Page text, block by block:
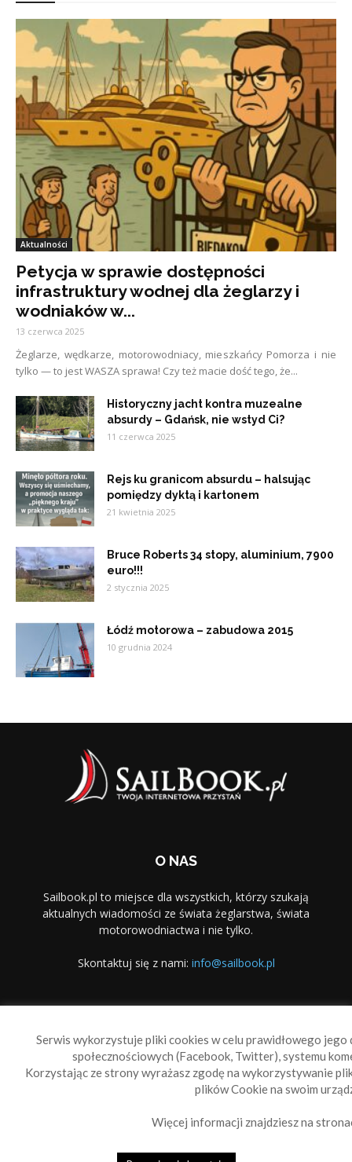
Aktualności
Petycja w sprawie dostępności
infrastruktury wodnej dla żeglarzy i
wodniaków w...
13 czerwca 2025
Żeglarze, wędkarze, motorowodniacy, mieszkańcy Pomorza i nie
tylko — to jest WASZA sprawa! Czy też macie dość tego, że...
Historyczny jacht kontra muzealne
absurdy – Gdańsk, nie wstyd Ci?
11 czerwca 2025
Rejs ku granicom absurdu – halsując
pomiędzy dyktą i kartonem
21 kwietnia 2025
Bruce Roberts 34 stopy, aluminium, 7900
euro!!!
2 stycznia 2025
Łódź motorowa – zabudowa 2015
10 grudnia 2024
O NAS
Sailbook.pl to miejsce dla wszystkich, którzy szukają
aktualnych wiadomości ze świata żeglarstwa, świata
motorowodniactwa i nie tylko.
Skontaktuj się z nami: info@sailbook.pl
Reklama
Polityka prywatności
Serwis wykorzystuje pliki cookies w celu prawidłowego
społecznościowych (Facebook, Twitter), systemu
Korzystając ze strony wyrażasz zgodę na wykorzystywanie
plików Cookie na swoim
Więcej informacji znajdziesz na